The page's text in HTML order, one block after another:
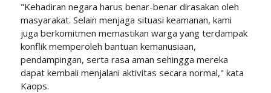
"Kehadiran negara harus benar-benar dirasakan oleh
masyarakat. Selain menjaga situasi keamanan, kami
juga berkomitmen memastikan warga yang terdampak
konflik memperoleh bantuan kemanusiaan,
pendampingan, serta rasa aman sehingga mereka
dapat kembali menjalani aktivitas secara normal," kata
Kaops.